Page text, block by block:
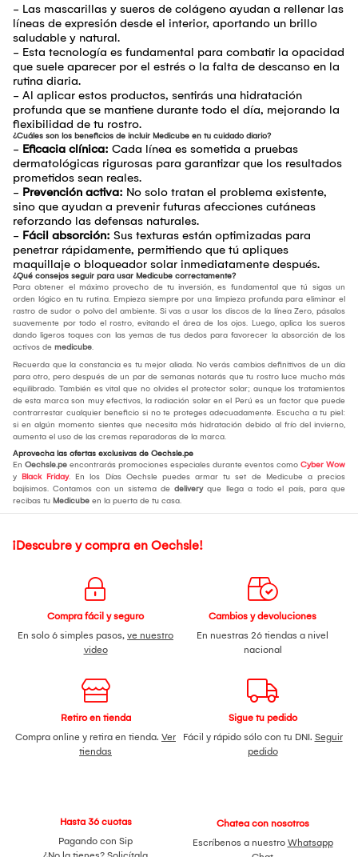
- Las mascarillas y sueros de colágeno ayudan a rellenar las
líneas de expresión desde el interior, aportando un brillo
saludable y natural.
- Esta tecnología es fundamental para combatir la opacidad
que suele aparecer por el estrés o la falta de descanso en la
rutina diaria.
- Al aplicar estos productos, sentirás una hidratación
profunda que se mantiene durante todo el día, mejorando la
flexibilidad de tu rostro.
¿Cuáles son los beneficios de incluir Medicube en tu cuidado diario?
- Eficacia clínica: Cada línea es sometida a pruebas
dermatológicas rigurosas para garantizar que los resultados
prometidos sean reales.
- Prevención activa: No solo tratan el problema existente,
sino que ayudan a prevenir futuras afecciones cutáneas
reforzando las defensas naturales.
- Fácil absorción: Sus texturas están optimizadas para
penetrar rápidamente, permitiendo que tú apliques
maquillaje o bloqueador solar inmediatamente después.
¿Qué consejos seguir para usar Medicube correctamente?
Para obtener el máximo provecho de tu inversión, es fundamental que tú sigas un
orden lógico en tu rutina. Empieza siempre por una limpieza profunda para eliminar el
rastro de sudor o polvo del ambiente. Si vas a usar los discos de la línea Zero, pásalos
suavemente por todo el rostro, evitando el área de los ojos. Luego, aplica los sueros
dando ligeros toques con las yemas de tus dedos para favorecer la absorción de los
activos de medicube.
Recuerda que la constancia es tu mejor aliada. No verás cambios definitivos de un día
para otro, pero después de un par de semanas notarás que tu rostro luce mucho más
equilibrado. También es vital que no olvides el protector solar; aunque los tratamientos
de esta marca son muy efectivos, la radiación solar en el Perú es un factor que puede
contrarrestar cualquier beneficio si no te proteges adecuadamente. Escucha a tu piel:
si en algún momento sientes que necesita más hidratación debido al frío del invierno,
aumenta el uso de las cremas reparadoras de la marca.
Aprovecha las ofertas exclusivas de Oechsle.pe
En Oechsle.pe encontrarás promociones especiales durante eventos como Cyber Wow
y Black Friday. En los Días Oechsle puedes armar tu set de Medicube a precios
bajísimos. Contamos con un sistema de deliveryque llega a todo el país, para que
recibas tu Medicube en la puerta de tu casa.
¡Descubre y compra en Oechsle!
Compra fácil y seguro
En solo 6 simples pasos, ve nuestro
video
Cambios y devoluciones
En nuestras 26 tiendas a nivel
nacional
Retiro en tienda
Compra online y retira en tienda. Ver
tiendas
Sigue tu pedido
Fácil y rápido sólo con tu DNI. Seguir
pedido
Hasta 36 cuotas
Pagando con Sip
Chatea con nosotros
Escríbenos a nuestro Whatsapp